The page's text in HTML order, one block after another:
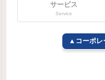
サービス
Service
▲コーポレ